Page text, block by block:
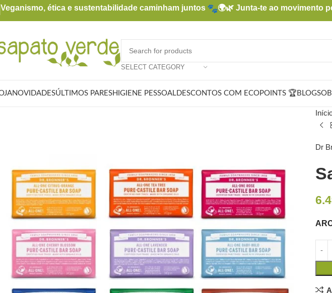
Veganismo, ética e sustentabilidade caminham juntos 🌍🌿 Junta-te ao movimento
SELECT CATEGORY
NOVIDADESÚLTIMOS PARESHIGIENE PESSOALDESCONTOS COM ECOPOINTS 🏆 BLOG
Dr